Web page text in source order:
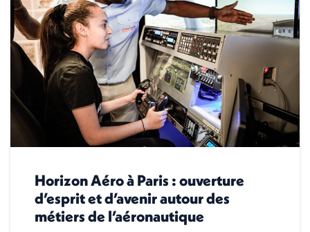
Horizon Aéro à Paris : ouverture
d’esprit et d’avenir autour des
métiers de l’aéronautique